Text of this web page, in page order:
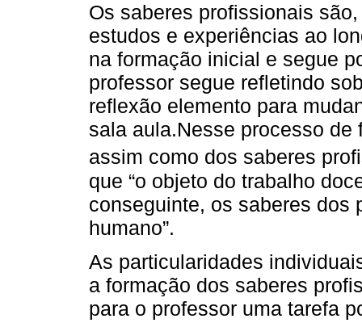
Os saberes profissionais
estudos e experiências ao
na formação inicial e segue
professor segue refletindo
reflexão elemento para
sala aula.Nesse processo
assim como dos saberes
que “o objeto do trabalho
conseguinte, os saberes dos
humano”.
As particularidades
a formação dos saberes
para o professor uma tarefa